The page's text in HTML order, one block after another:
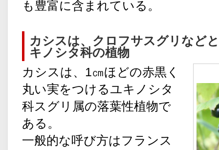
も豊富に含まれている。
カシスは、クロフサスグリなど
キノシタ科の植物
カシスは、1㎝ほどの赤黒く
丸い実をつけるユキノシタ
科スグリ属の落葉性植物で
ある。
一般的な呼び方はフランス